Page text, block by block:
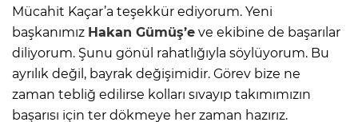
Mücahit Kaçar’a teşekkür ediyorum. Yeni
başkanımız Hakan Gümüş’e ve ekibine de başarılar
diliyorum. Şunu gönül rahatlığıyla söylüyorum. Bu
ayrılık değil, bayrak değişimidir. Görev bize ne
zaman tebliğ edilirse kolları sıvayıp takımımızın
başarısı için ter dökmeye her zaman hazırız.